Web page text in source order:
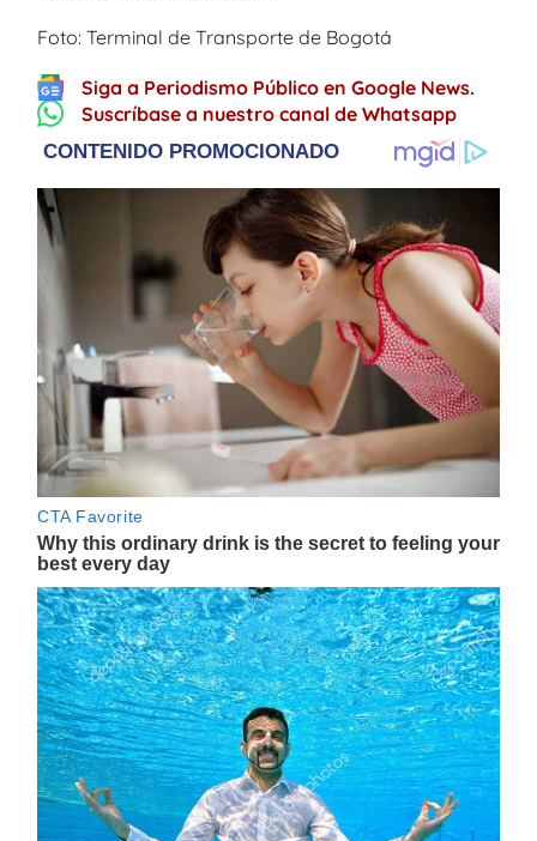
Foto: Terminal de Transporte de Bogotá
Siga a Periodismo Público en Google News.
Suscríbase a nuestro canal de Whatsapp